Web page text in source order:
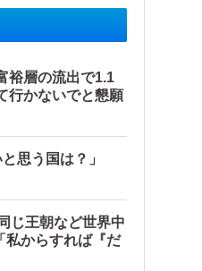
裕層の流出で1.1
行かないでと懇願
と思う国は？」
じ王朝など世界中
からすれば『だ